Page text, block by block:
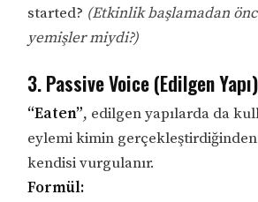
started? (Etkinlik başlamadan
yemişler miydi?)
3. Passive Voice (Edilgen Yapı)
“Eaten”, edilgen yapılarda da
eylemi kimin
kendisi vurgulanır.
Formül: